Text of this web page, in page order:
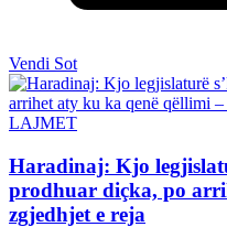
Vendi Sot
LAJMET
Haradinaj: Kjo
prodhuar diçka, po
zgjedhjet e reja